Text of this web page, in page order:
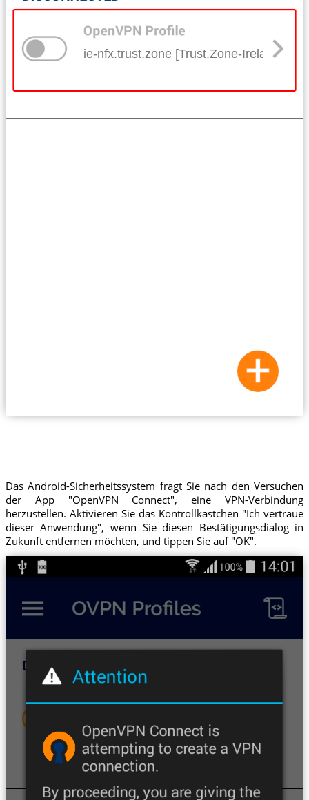
ie-nfx.trust.zone [Trust.Zone-Ireland-
Das Android-Sicherheitssystem fragt Sie nach den Versuchen
der App "OpenVPN Connect", eine VPN-Verbindung
herzustellen. Aktivieren Sie das Kontrollkästchen "Ich vertraue
dieser Anwendung", wenn Sie diesen Bestätigungsdialog in
Zukunft entfernen möchten, und tippen Sie auf "OK".